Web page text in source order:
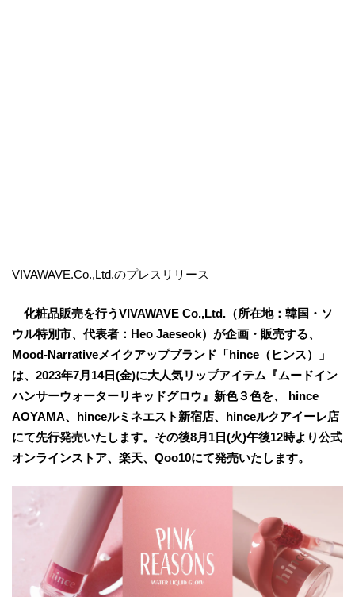
VIVAWAVE.Co.,Ltd.のプレスリリース
化粧品販売を行うVIVAWAVE Co.,Ltd.（所在地：韓国・ソ
ウル特別市、代表者：Heo Jaeseok）が企画・販売する、
Mood-Narrativeメイクアップブランド「hince（ヒンス）」
は、2023年7月14日(金)に大人気リップアイテム『ムードイン
ハンサーウォーターリキッドグロウ』新色３色を、 hince
AOYAMA、hinceルミネエスト新宿店、hinceルクアイーレ店
にて先行発売いたします。その後8月1日(火)午後12時より公式
オンラインストア、楽天、Qoo10にて発売いたします。